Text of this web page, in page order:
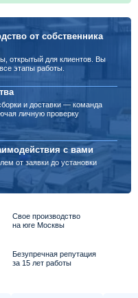
от собственника
открытый для клиентов. Вы
этапы работы.
и доставки — команда
личную проверку
с вами
от заявки до установки
Свое производство
на юге Москвы
Безупречная репутация
за 15 лет работы